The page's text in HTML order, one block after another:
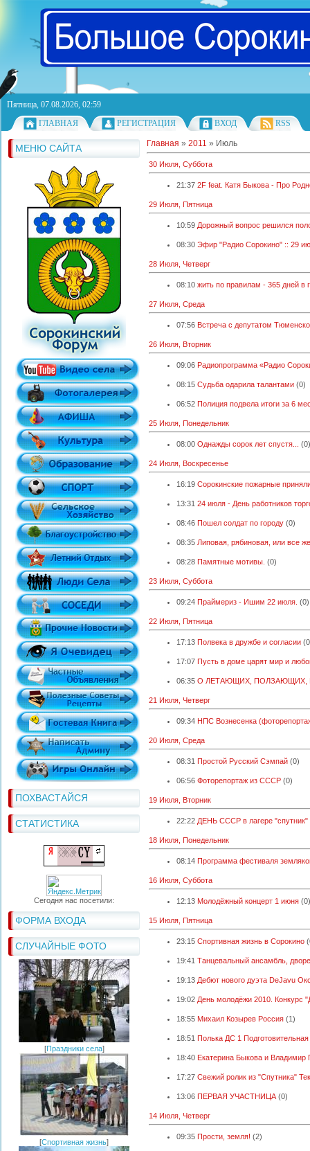
Пятница, 07.08.2026, 02:59
ГЛАВНАЯ
РЕГИСТРАЦИЯ ВХОД RSS
МЕНЮ САЙТА
ПОХВАСТАЙСЯ
СТАТИСТИКА
Сегодня нас посетили:
ФОРМА ВХОДА
СЛУЧАЙНЫЕ ФОТО
[Праздники села]
[Спортивная жизнь]
Главная » 2011 » Июль
30 Июля, Суббота
21:37 2F feat. Катя Быкова - Про
29 Июля, Пятница
10:59 Дорожный вопрос решился
08:30 Эфир "Радио Сорокино" :: 29
28 Июля, Четверг
08:10 жить по правилам - 365 дней в
27 Июля, Среда
07:56 Встреча с депутатом
26 Июля, Вторник
09:06 Радиопрограмма «Радио
08:15 Судьба одарила талантами (0)
06:52 Полиция подвела итоги за 6
25 Июля, Понедельник
08:00 Однажды сорок лет спустя... (0)
24 Июля, Воскресенье
16:19 Сорокинские пожарные
13:31 24 июля - День работников
08:46 Пошел солдат по городу (0)
08:35 Липовая, рябиновая, или все
08:28 Памятные мотивы. (0)
23 Июля, Суббота
09:24 Праймериз - Ишим 22 июля. (0)
22 Июля, Пятница
17:13 Полвека в дружбе и согласии
17:07 Пусть в доме царят мир и
06:35 О ЛЕТАЮЩИХ, ПОЛЗАЮЩИХ,
21 Июля, Четверг
09:34 НПС Вознесенка
20 Июля, Среда
08:31 Простой Русский Сэмпай (0)
06:56 Фоторепортаж из СССР (0)
19 Июля, Вторник
22:22 ДЕНЬ СССР в лагере "спутник"
18 Июля, Понедельник
08:14 Программа фестиваля
16 Июля, Суббота
12:13 Молодёжный концерт 1 июня (0)
15 Июля, Пятница
23:15 Спортивная жизнь в Сорокино
19:41 Танцевальный ансамбль,
19:13 Дебют нового дуэта DeJavu
19:02 День молодёжи 2010. Конкурс
18:55 Михаил Козырев Россия (1)
18:51 Полька ДС 1 Подготовительная
18:40 Екатерина Быкова и Владимир
17:27 Свежий ролик из "Спутника"
13:06 ПЕРВАЯ УЧАСТНИЦА (0)
14 Июля, Четверг
09:35 Прости, земля! (2)